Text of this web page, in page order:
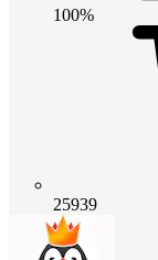
100%
25939